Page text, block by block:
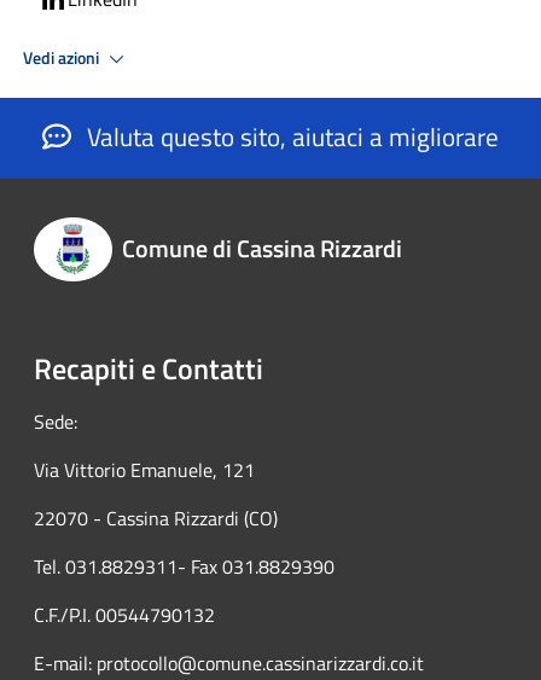
Vedi azioni
Valuta questo sito, aiutaci a migliorare
Comune di Cassina Rizzardi
Recapiti e Contatti
Sede:
Via Vittorio Emanuele, 121
22070 - Cassina Rizzardi (CO)
Tel. 031.8829311- Fax 031.8829390
C.F./P.I. 00544790132
E-mail: protocollo@comune.cassinarizzardi.co.it